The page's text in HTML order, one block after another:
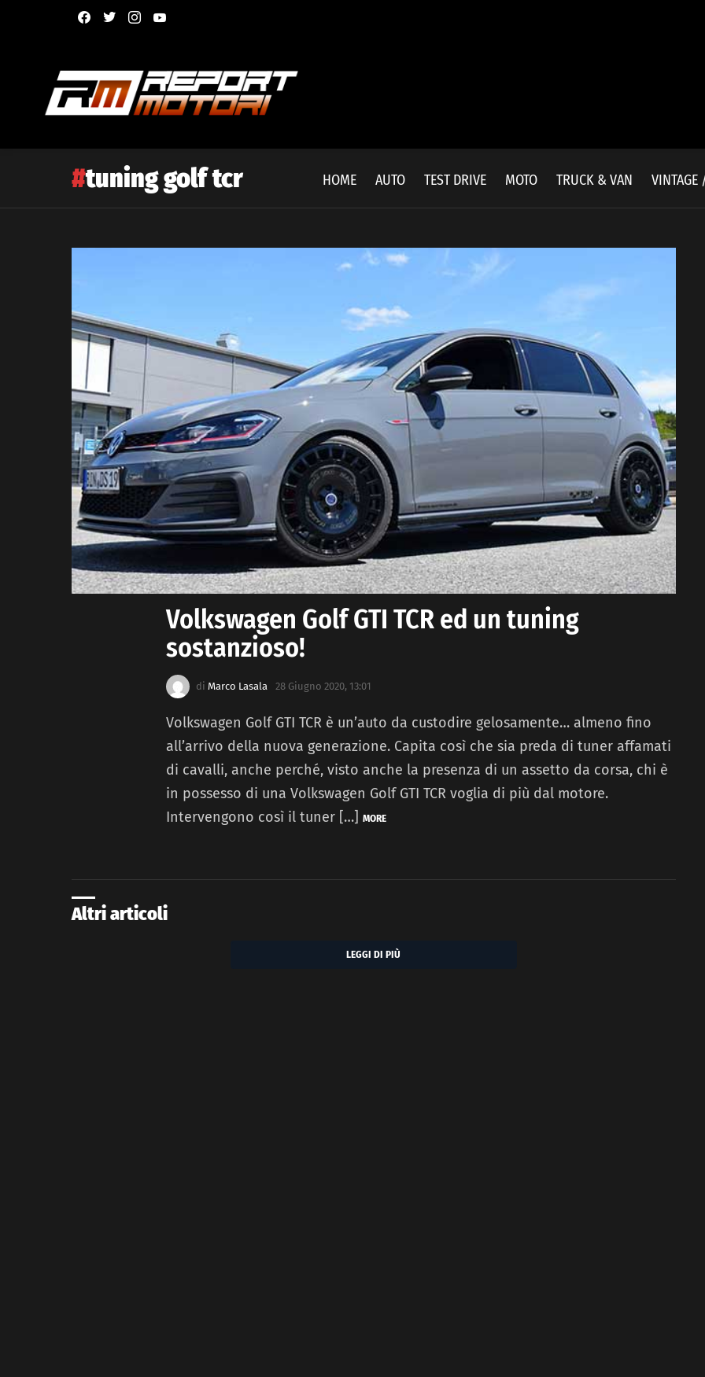
facebooktwitterinstagram
HOME AUTO TEST DRIVE MOTO TRUCK & VAN VINTAGE
tuning golf tcr
Volkswagen Golf GTI TCR ed un tuning
sostanzioso!
di Marco Lasala 28 Giugno 2020, 13:01
Volkswagen Golf GTI TCR è un’auto da custodire gelosamente… almeno fino
all’arrivo della nuova generazione. Capita così che sia preda di tuner affamati
di cavalli, anche perché, visto anche la presenza di un assetto da corsa, chi è
in possesso di una Volkswagen Golf GTI TCR voglia di più dal motore.
Intervengono così il tuner […] MORE
Altri articoli
LEGGI DI PIÙ